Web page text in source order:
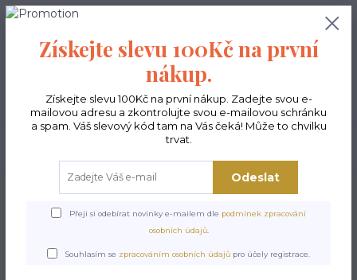
0,00 Kč
Úvod JAK NAKUPOVAT
Jak nakupovat
Získejte slevu 100Kč na první
nákup.
Získejte slevu 100Kč na první nákup. Zadejte svou e-
mailovou adresu a zkontrolujte svou e-mailovou schránku
a spam. Váš slevový kód tam na Vás čeká! Může to chvilku
trvat.
Odeslat
Přeji si odebírat novinky e-mailem dle podmínek zpracování
osobních údajů.
Souhlasím se zpracováním osobních údajů pro účely registrace.